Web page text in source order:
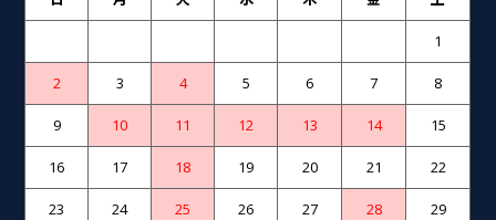
1
2 3 4 5 6 7 8
9 10 11 12 13 14 15
16 17 18 19 20 21 22
23 24 25 26 27 28 29